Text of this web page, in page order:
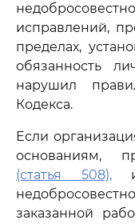
исправлений,
пределах,
обязанность
нарушил
Кодекса.
Если
основаниям,
(статья 508),и
заказанной